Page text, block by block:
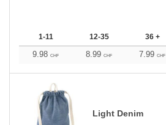
1-11 12-35 36 +
9.98 CHF 8.99 CHF 7.99 CHF
Light Denim